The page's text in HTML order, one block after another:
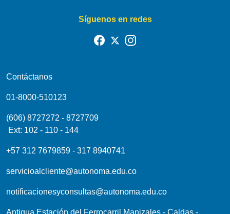
Síguenos en redes
Contáctanos
01-8000-510123
(606) 8727272 - 8727709
Ext: 102 - 110 - 144
+57 312 7679859 - 317 8940741
servicioalcliente@autonoma.edu.co
notificacionesyconsultas@autonoma.edu.co
Antigua Estación del Ferrocarril Manizales - Caldas -